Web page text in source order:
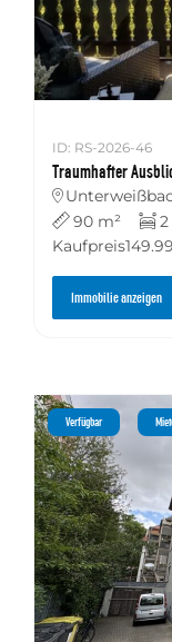
ID: RS-2026-46
Traumhafter
90 m²
2
Kaufpreis
Immobilie anzeigen
Verfügbar